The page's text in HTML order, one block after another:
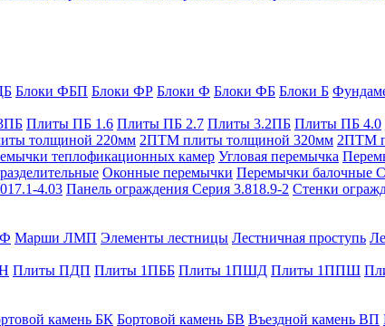
Блоки ФБП Блоки ФР Блоки Ф Блоки ФБ Блоки Б
Плиты ПБ 1.6 Плиты ПБ 2.7 Плиты 3.2ПБ Плиты ПБ 4.0
толщиной 220мм 2ПТМ плиты толщиной 320мм 2ПТМ
теплофикационных камер Угловая перемычка
Оконные перемычки Перемычки балочные
4.03 Панель ограждения Серия 3.818.9-2 Стенки
Марши ЛМП Элементы лестницы Лестничная проступь
Плиты ПДП Плиты 1ПББ Плиты 1ПШД Плиты 1ППШ
камень БК Бортовой камень БВ Въездной камень ВП